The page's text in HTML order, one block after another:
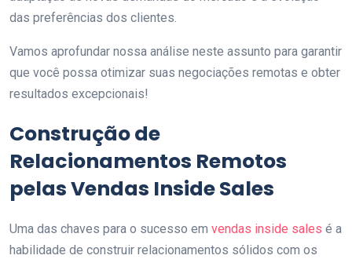
das preferências dos clientes.
Vamos aprofundar nossa análise neste assunto para garantir
que você possa otimizar suas negociações remotas e obter
resultados excepcionais!
Construção de
Relacionamentos Remotos
pelas Vendas Inside Sales
Uma das chaves para o sucesso em vendas inside sales é a
habilidade de construir relacionamentos sólidos com os